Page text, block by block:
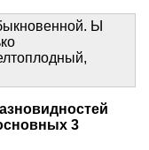
Ы
3